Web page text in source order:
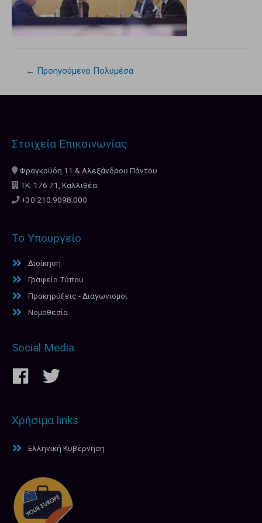
← Προηγούμενο Πολυμέσα
Στοιχεία Επικοινωνίας
Φραγκούδη 11 & Αλεξάνδρου Πάντου
ΤΚ: 176 71, Καλλιθέα
+30 210.9098.000
Το Υπουργείο
Διοίκηση
Γραφείο Τύπου
Προκηρύξεις - Διαγωνισμοί
Νομοθεσία
Social Media
Χρήσιμα links
Ελληνική Κυβέρνηση